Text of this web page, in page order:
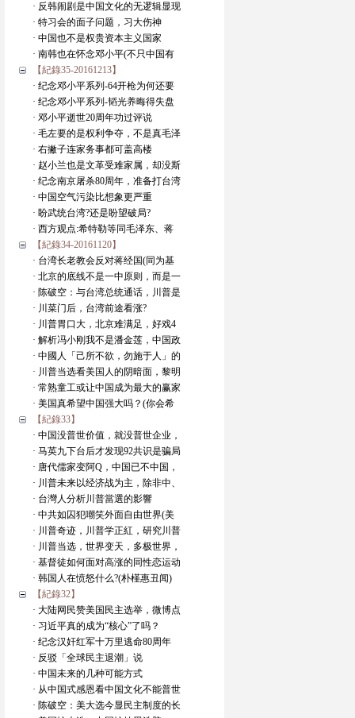
· 反韩闹剧是中国文化的无逻辑显现
· 特习会的面子问题，习大伤神
· 中国也不是权贵资本主义国家
· 南韩也在怀念邓小平(不只中国有
【紀錄35-20161213】
· 纪念邓小平系列-64开枪为何还要
· 纪念邓小平系列-韬光养晦得失盘
· 邓小平逝世20周年功过评说
· 毛左要的是权利争夺，不是真毛泽
· 右撇子连家务事都可盖高楼
· 赵小兰也是文革受难家属，却没斯
· 纪念南京屠杀80周年，准备打台湾
· 中国空气污染比想象更严重
· 盼武统台湾?还是盼望破局?
· 西方观点:希特勒等同毛泽东、蒋
【紀錄34-20161120】
· 台湾长老教会反对蒋经国(同为基
· 北京的底线不是一中原则，而是一
· 陈破空：与台湾总统通话，川普是
· 川菜门后，台湾前途看涨?
· 川普胃口大，北京难满足，好戏4
· 解析冯小刚我不是潘金莲，中国政
· 中國人「己所不欲，勿施于人」的
· 川普当选看美国人的阴暗面，黎明
· 常熟童工或让中国成为最大的赢家
· 美国真希望中国强大吗？(你会希
【紀錄33】
· 中国没普世价值，就没普世企业，
· 马英九下台后才发现92共识是骗局
· 唐代儒家变阿Q，中国已不中国，
· 川普未来以经济战为主，除非中、
· 台灣人分析川普當選的影響
· 中共如囚犯嘲笑外面自由世界(美
· 川普奇迹，川普学正紅，研究川普
· 川普当选，世界变天，多极世界，
· 基督徒如何面对高涨的同性恋运动
· 韩国人在愤怒什么?(朴槿惠丑闻)
【紀錄32】
· 大陆网民赞美国民主选举，微博点
· 习近平真的成为“核心”了吗？
· 纪念汉奸红军十万里逃命80周年
· 反驳「全球民主退潮」说
· 中国未来的几种可能方式
· 从中国式感恩看中国文化不能普世
· 陈破空：美大选今显民主制度的长